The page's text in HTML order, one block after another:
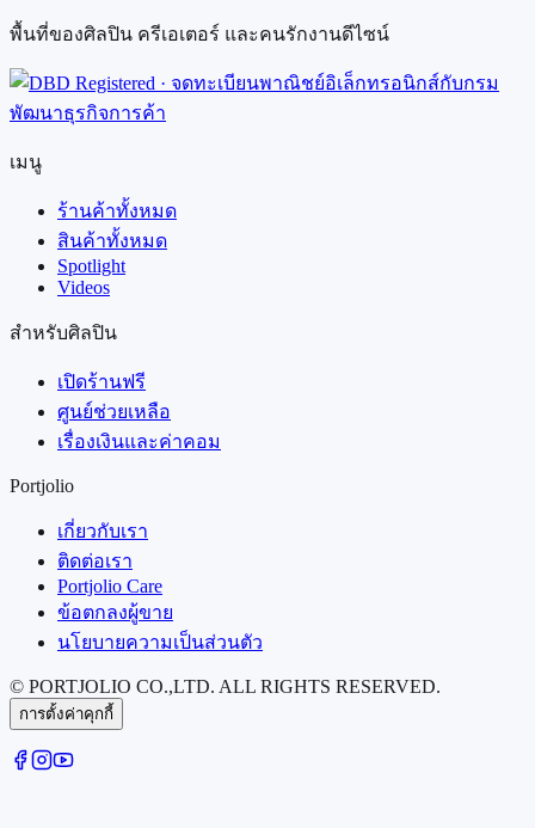
พื้นที่ของศิลปิน ครีเอเตอร์ และคนรักงานดีไซน์
เมนู
ร้านค้าทั้งหมด
สินค้าทั้งหมด
Spotlight
Videos
สำหรับศิลปิน
เปิดร้านฟรี
ศูนย์ช่วยเหลือ
เรื่องเงินและค่าคอม
Portjolio
เกี่ยวกับเรา
ติดต่อเรา
Portjolio Care
ข้อตกลงผู้ขาย
นโยบายความเป็นส่วนตัว
© PORTJOLIO CO.,LTD. ALL RIGHTS RESERVED.
การตั้งค่าคุกกี้